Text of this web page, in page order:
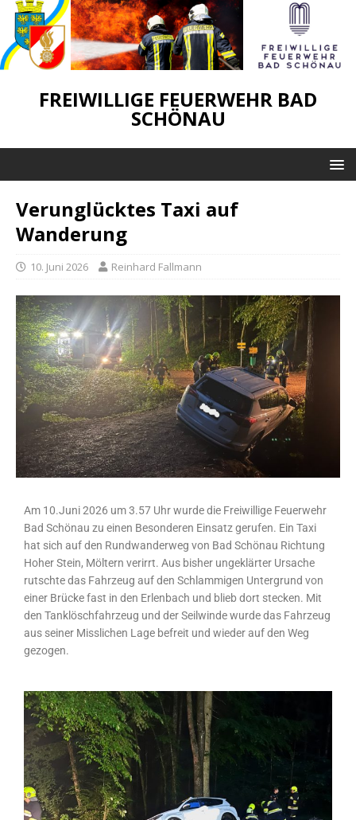
FREIWILLIGE FEUERWEHR BAD
SCHÖNAU
Verunglücktes Taxi auf
Wanderung
10. Juni 2026 Reinhard Fallmann
Am 10.Juni 2026 um 3.57 Uhr wurde die Freiwillige Feuerwehr
Bad Schönau zu einen Besonderen Einsatz gerufen. Ein Taxi
hat sich auf den Rundwanderweg von Bad Schönau Richtung
Hoher Stein, Möltern verirrt. Aus bisher ungeklärter Ursache
rutschte das Fahrzeug auf den Schlammigen Untergrund von
einer Brücke fast in den Erlenbach und blieb dort stecken. Mit
den Tanklöschfahrzeug und der Seilwinde wurde das Fahrzeug
aus seiner Misslichen Lage befreit und wieder auf den Weg
gezogen.